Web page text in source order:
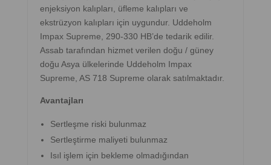
enjeksiyon kalıpları, üfleme kalıpları ve
ekstrüzyon kalıpları için uygundur. Uddeholm
Impax Supreme, 290-330 HB’de tedarik edilir.
Assab tarafından hizmet verilen doğu / güney
doğu Asya ülkelerinde Uddeholm Impax
Supreme, AS 718 Supreme olarak satılmaktadır.
Avantajları
Sertleşme riski bulunmaz
Sertleştirme maliyeti bulunmaz
Isıl işlem için bekleme olmadığından